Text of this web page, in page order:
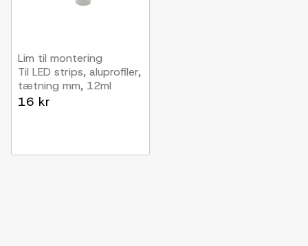
Lim til montering
Til LED strips, aluprofiler,
tætning mm, 12ml
16 kr